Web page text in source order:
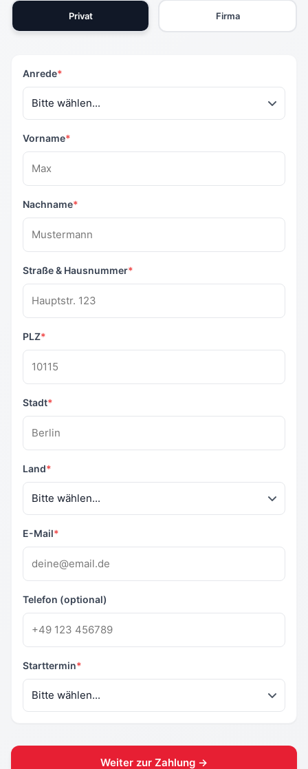
Privat Firma
Anrede*
Vorname*
Nachname*
Straße & Hausnummer*
PLZ*
Stadt*
Land*
E-Mail*
Telefon (optional)
Starttermin*
Weiter zur Zahlung →